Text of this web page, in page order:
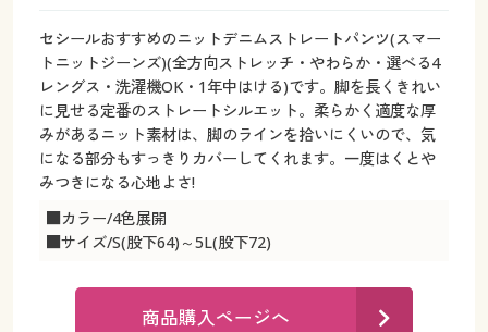
マイページ
閲覧履歴
お気に入り
サポート
ご利用ガイド
閲覧履歴
お気に入り
サポート
ご利用ガイド
セシールおすすめのニットデニムストレートパンツ(スマー
トニットジーンズ)(全方向ストレッチ・やわらか・選べる4
レングス・洗濯機OK・1年中はける)です。脚を長くきれい
に見せる定番のストレートシルエット。柔らかく適度な厚
みがあるニット素材は、脚のラインを拾いにくいので、気
になる部分もすっきりカバーしてくれます。一度はくとや
みつきになる心地よさ!
■カラー/4色展開
■サイズ/S(股下64)～5L(股下72)
商品購入ページへ